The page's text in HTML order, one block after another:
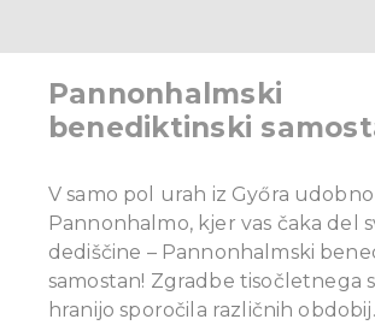
Pannonhalmski
benediktinski
V samo pol urah iz Győra
Pannonhalmo, kjer vas čaka del
dediščine – Pannonhalmski
samostan! Zgradbe tisočletnega
hranijo sporočila različnih obdobij.